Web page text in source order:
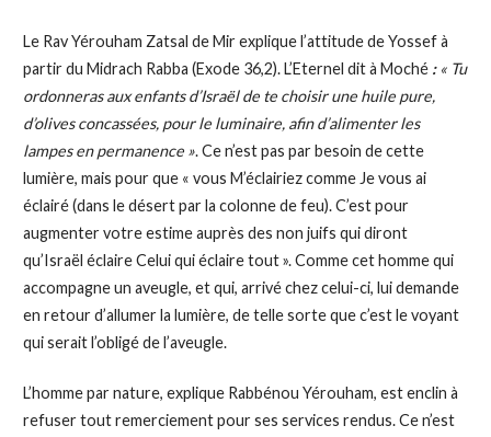
Le Rav Yérouham Zatsal de Mir explique l’attitude de Yossef à
partir du Midrach Rabba (Exode 36,2). L’Eternel dit à Moché : « Tu
ordonneras aux enfants d’Israël de te choisir une huile pure,
d’olives concassées, pour le luminaire, afin d’alimenter les
lampes en permanence ». Ce n’est pas par besoin de cette
lumière, mais pour que « vous M’éclairiez comme Je vous ai
éclairé (dans le désert par la colonne de feu). C’est pour
augmenter votre estime auprès des non juifs qui diront
qu’Israël éclaire Celui qui éclaire tout ». Comme cet homme qui
accompagne un aveugle, et qui, arrivé chez celui-ci, lui demande
en retour d’allumer la lumière, de telle sorte que c’est le voyant
qui serait l’obligé de l’aveugle.
L’homme par nature, explique Rabbénou Yérouham, est enclin à
refuser tout remerciement pour ses services rendus. Ce n’est